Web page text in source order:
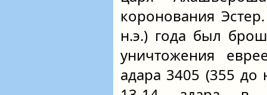
коронования
н.э.) года был
уничтожения
адара 3405 (355 до